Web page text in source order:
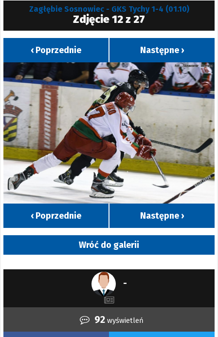
Zagłębie Sosnowiec - GKS Tychy 1-4 (01.10)
Zdjęcie 12 z 27
‹ Poprzednie Następne ›
‹ Poprzednie Następne ›
Wróć do galerii
-
92wyświetleń